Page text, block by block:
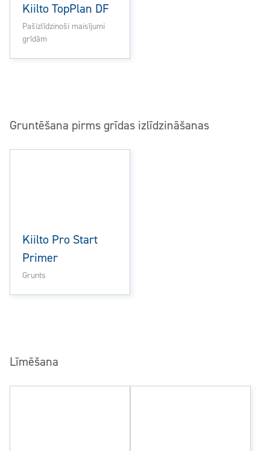
Kiilto TopPlan DF
Pašizlīdzinoši maisījumi
grīdām
Gruntēšana pirms grīdas izlīdzināšanas
Kiilto Pro Start
Primer
Grunts
Līmēšana